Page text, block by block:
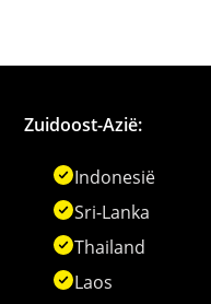
Zuidoost-Azië:
Indonesië
Sri-Lanka
Thailand
Laos